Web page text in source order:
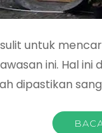
untuk
ini. Hal
dipastikan